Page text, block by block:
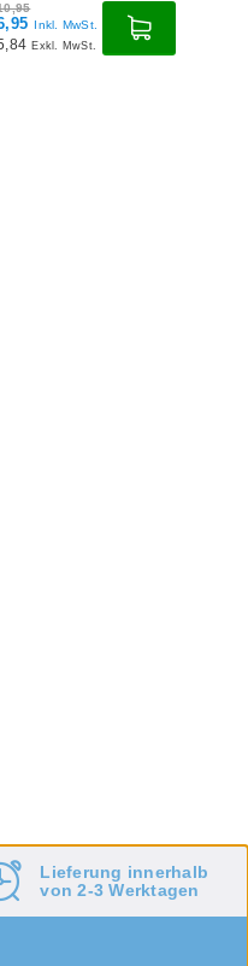
10,95
6,95Inkl. MwSt.
5,84Exkl. MwSt.
KostenlosVersand
&Rücksendung